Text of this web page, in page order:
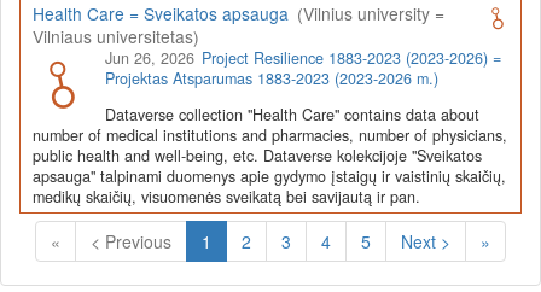
Health Care = Sveikatos apsauga (Vilnius university =
Vilniaus universitetas)
Jun 26, 2026 Project Resilience 1883-2023 (2023-2026) =
Projektas Atsparumas 1883-2023 (2023-2026 m.)
Dataverse collection "Health Care" contains data about
number of medical institutions and pharmacies, number of physicians,
public health and well-being, etc. Dataverse kolekcijoje "Sveikatos
apsauga" talpinami duomenys apie gydymo įstaigų ir vaistinių skaičių,
medikų skaičių, visuomenės sveikatą bei savijautą ir pan.
« < Previous 1 (Current)
2 3 4 5 Next > »